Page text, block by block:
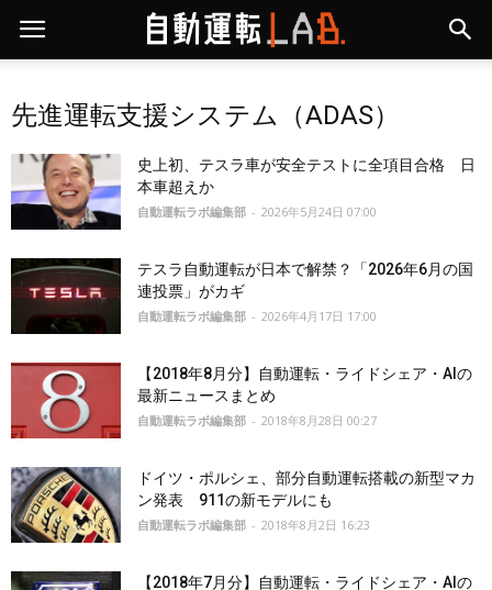
先進運転支援システム（ADAS）
史上初、テスラ車が安全テストに全項目合格 日
本車超えか
自動運転ラボ編集部 - 2026年5月24日 07:00
テスラ自動運転が日本で解禁？「2026年6月の国
連投票」がカギ
自動運転ラボ編集部 - 2026年4月17日 17:00
【2018年8月分】自動運転・ライドシェア・AIの
最新ニュースまとめ
自動運転ラボ編集部 - 2018年8月28日 00:27
ドイツ・ポルシェ、部分自動運転搭載の新型マカ
ン発表 911の新モデルにも
自動運転ラボ編集部 - 2018年8月2日 16:23
【2018年7月分】自動運転・ライドシェア・AIの